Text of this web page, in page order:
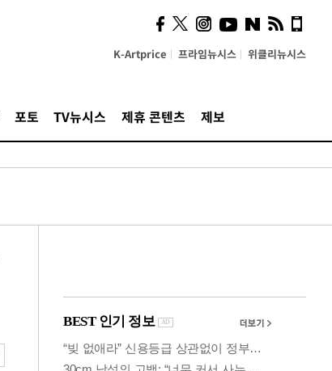
K-Artprice 프라임뉴시스 위클리뉴시스
포토 TV뉴시스 제휴 콘텐츠 제보
시, 스마트폰 액세서리에
NFC 더했다